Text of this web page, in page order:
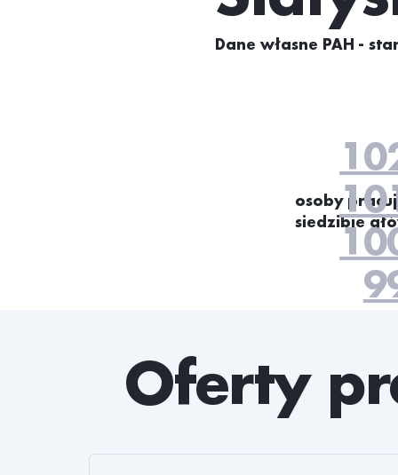
Dane własne PAH -
osoby
siedzibie
Oferty